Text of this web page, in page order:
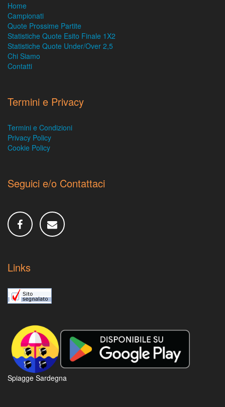
Home
Campionati
Quote Prossime Partite
Statistiche Quote Esito Finale 1X2
Statistiche Quote Under/Over 2,5
Chi Siamo
Contatti
Termini e Privacy
Termini e Condizioni
Privacy Policy
Cookie Policy
Seguici e/o Contattaci
Links
Spiagge Sardegna